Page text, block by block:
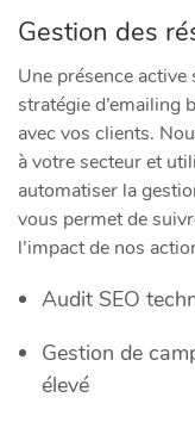
Gestion des
Une présence
stratégie d’emailing
avec vos clients.
à votre secteur et
automatiser la
vous permet de
l’impact de nos
Audit SEO
Gestion de
élevé